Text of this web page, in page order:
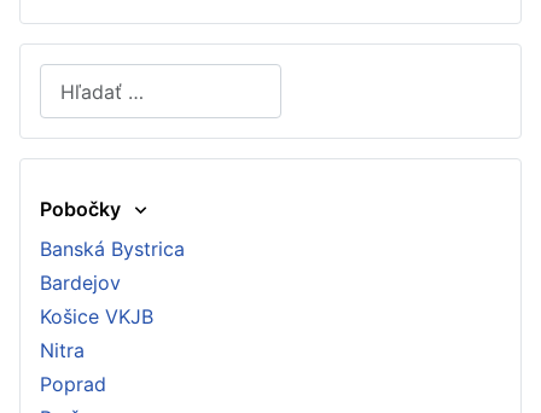
Hľadať
Type 2 or more characters for results.
Pobočky
Banská Bystrica
Bardejov
Košice VKJB
Nitra
Poprad